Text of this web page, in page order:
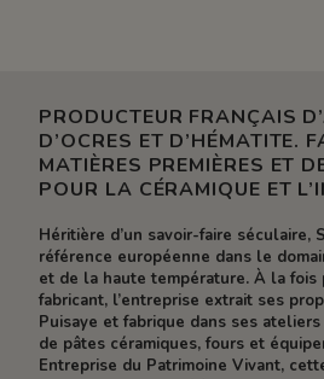
PRODUCTEUR FRANÇAIS
D’OCRES ET D’HÉMATITE.
MATIÈRES PREMIÈRES ET
POUR LA CÉRAMIQUE ET
Héritière d’un savoir-faire séculaire,
référence européenne dans le
et de la haute température. À la
fabricant, l’entreprise extrait ses
Puisaye et fabrique dans ses
de pâtes céramiques, fours et
Entreprise du Patrimoine Vivant,